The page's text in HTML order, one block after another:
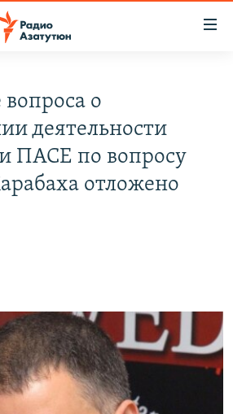
о
деятельности
ПАСЕ по вопросу
отложено